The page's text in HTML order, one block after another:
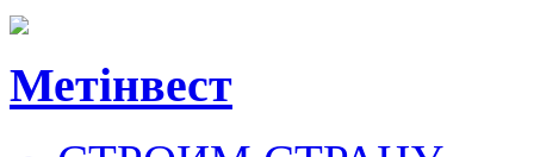
Метінвест